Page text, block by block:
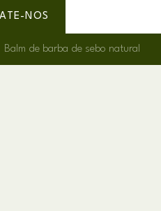
NOS
Balm de barba de sebo natural